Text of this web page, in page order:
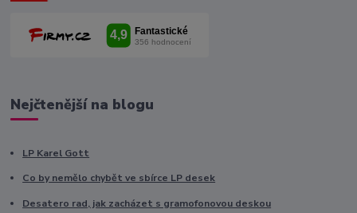
Nejčtenější na blogu
LP Karel Gott
Co by nemělo chybět ve sbírce LP desek
Desatero rad, jak zacházet s gramofonovou deskou